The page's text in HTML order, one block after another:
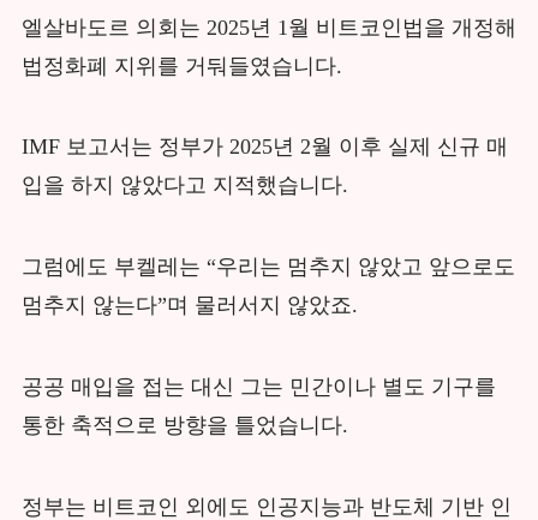
엘살바도르 의회는 2025년 1월 비트코인법을 개정해
법정화폐 지위를 거둬들였습니다.
IMF 보고서는 정부가 2025년 2월 이후 실제 신규 매
입을 하지 않았다고 지적했습니다.
그럼에도 부켈레는 “우리는 멈추지 않았고 앞으로도
멈추지 않는다”며 물러서지 않았죠.
공공 매입을 접는 대신 그는 민간이나 별도 기구를
통한 축적으로 방향을 틀었습니다.
정부는 비트코인 외에도 인공지능과 반도체 기반 인